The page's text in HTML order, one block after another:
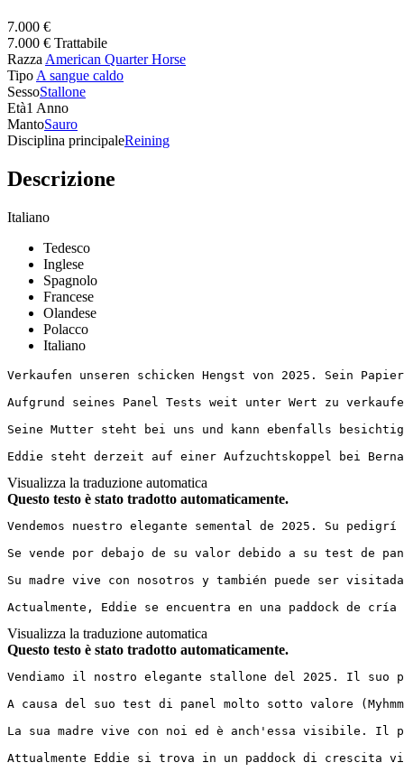
7.000 €
7.000 € Trattabile
Razza American Quarter Horse
Tipo A sangue caldo
SessoStallone
Età1 Anno
MantoSauro
Disciplina principaleReining
Descrizione
Italiano
Tedesco
Inglese
Spagnolo
Francese
Olandese
Polacco
Italiano
Verkaufen unseren schicken Hengst von 2025. Sein
Aufgrund seines Panel Tests weit unter Wert zu
Seine Mutter steht bei uns und kann ebenfalls
Eddie steht derzeit auf einer Aufzuchtskoppel bei
Visualizza la traduzione automatica
Questo testo è stato tradotto automaticamente.
Vendemos nuestro elegante semental de 2025. Su
Se vende por debajo de su valor debido a su test de
Su madre vive con nosotros y también puede ser
Actualmente, Eddie se encuentra en una paddock de
Visualizza la traduzione automatica
Questo testo è stato tradotto automaticamente.
Vendiamo il nostro elegante stallone del 2025. Il suo
A causa del suo test di panel molto sotto valore
La sua madre vive con noi ed è anch'essa visibile. Il
Attualmente Eddie si trova in un paddock di